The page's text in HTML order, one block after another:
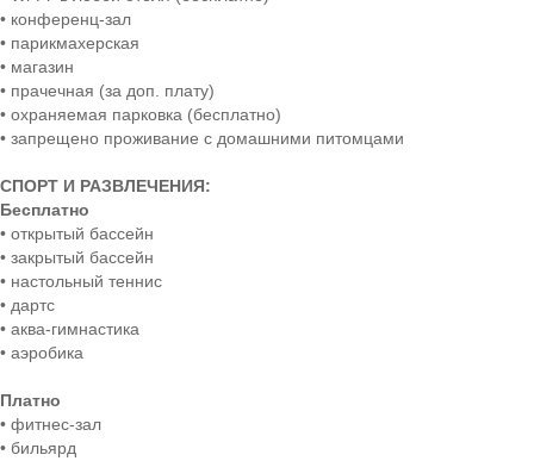
• конференц-зал
• парикмахерская
• магазин
• прачечная (за доп. плату)
• охраняемая парковка (бесплатно)
• запрещено проживание с домашними питомцами
СПОРТ И РАЗВЛЕЧЕНИЯ:
Бесплатно
• открытый бассейн
• закрытый бассейн
• настольный теннис
• дартс
• аква-гимнастика
• аэробика
Платно
• фитнес-зал
• бильярд